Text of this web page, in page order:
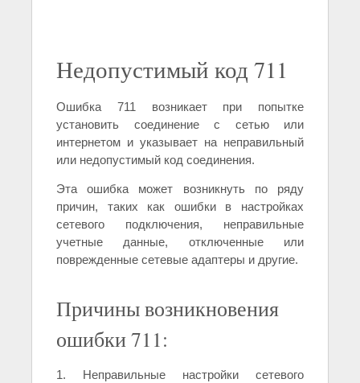
Недопустимый код 711
Ошибка 711 возникает при попытке
установить соединение с сетью или
интернетом и указывает на неправильный
или недопустимый код соединения.
Эта ошибка может возникнуть по ряду
причин, таких как ошибки в настройках
сетевого подключения, неправильные
учетные данные, отключенные или
поврежденные сетевые адаптеры и другие.
Причины возникновения
ошибки 711:
1. Неправильные настройки сетевого